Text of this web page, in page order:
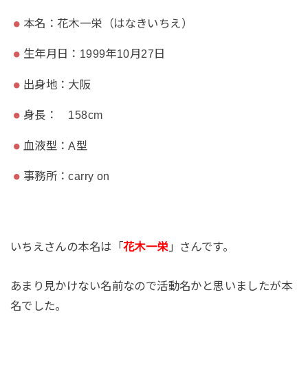
本名：花木一栄（はなきいちえ）
生年月日：1999年10月27日
出身地：大阪
身長： 158cm
血液型：A型
事務所：carry on
いちえさんの本名は「花木一栄 」さんです。
あまり見かけない名前なので活動名かと思いましたが本
名でした。